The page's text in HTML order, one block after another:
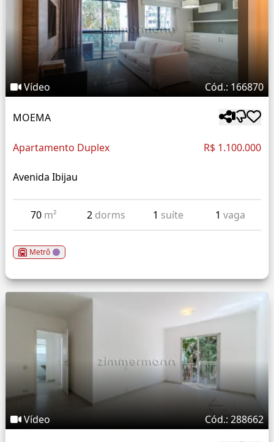
Vídeo Cód.: 166870
MOEMA
Apartamento Duplex R$ 1.100.000
Avenida Ibijau
70 m² 2 dorms 1 suíte 1 vaga
Metrô
Vídeo Cód.: 288662